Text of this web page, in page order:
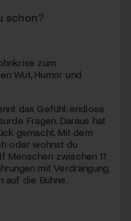
schon?
zum
Wut, Humor und
das Gefühl: endlose
Fragen. Daraus hat
gemacht. Mit dem
oder wohnst du
Menschen zwischen 11
mit Verdrängung,
auf die Bühne.
Arbeit.
Zugang zu